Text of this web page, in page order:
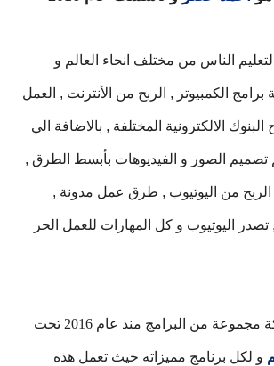
لتعليم الناس من مختلف انحاء العالم و
برامج الكمبيوتر , الربح من الأنترنت , العمل
الالكترونية المختلفة , بالاضافة الي
تصميم الصور و الفيديوهات بأبسط الطرق ,
الربح من اليوتيوب , طرق عمل مدونة ,
اليوتيوب و كل المهارات للعمل الحر
كما طرحت الشركة مجموعة من البرامج منذ عام 2016 تحت
و لكل برنامج مميزاته حيث تعمل هذه